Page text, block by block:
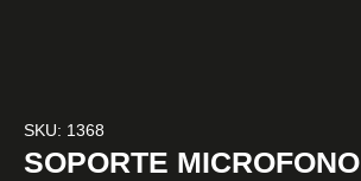
SKU: 1368
SOPORTE MICROFONO